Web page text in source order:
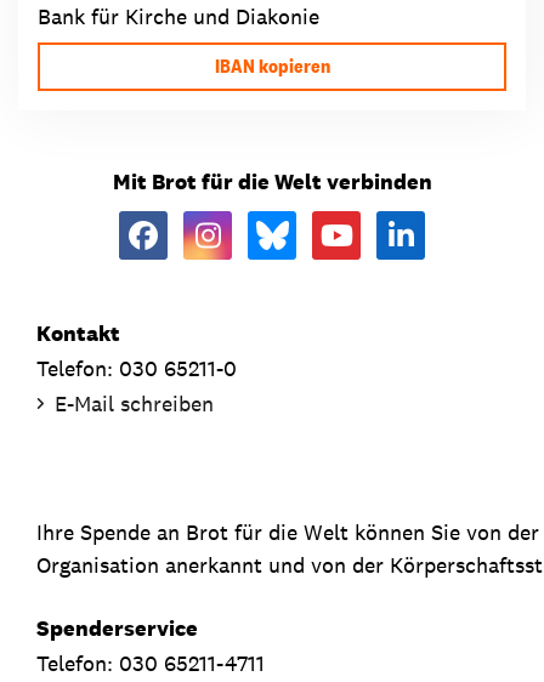
Bank für Kirche und Diakonie
IBAN kopieren
Mit Brot für die Welt verbinden
Kontakt
Telefon: 030 65211-0
E-Mail schreiben
Ihre Spende an Brot für die Welt können Sie von
Organisation anerkannt und von der
Spenderservice
Telefon: 030 65211-4711